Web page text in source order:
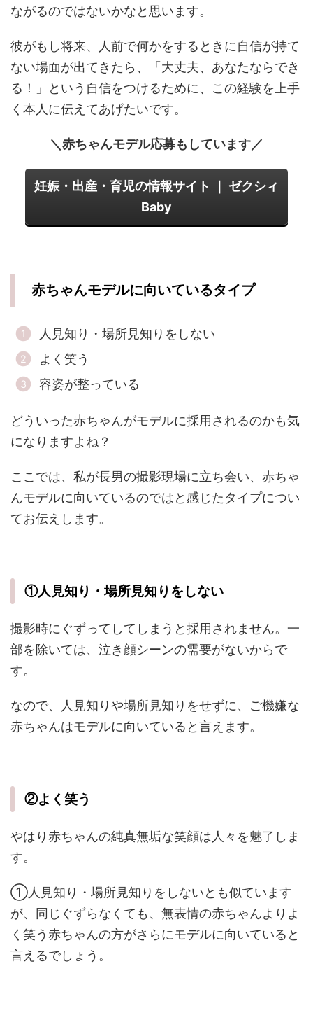
ながるのではないかなと思います。
彼がもし将来、人前で何かをするときに自信が持て
ない場面が出てきたら、「大丈夫、あなたならでき
る！」という自信をつけるために、この経験を上手
く本人に伝えてあげたいです。
＼赤ちゃんモデル応募もしています／
妊娠・出産・育児の情報サイト ｜ ゼクシィ
Baby
赤ちゃんモデルに向いているタイプ
人見知り・場所見知りをしない
よく笑う
容姿が整っている
どういった赤ちゃんがモデルに採用されるのかも気
になりますよね？
ここでは、私が長男の撮影現場に立ち会い、赤ちゃ
んモデルに向いているのではと感じたタイプについ
てお伝えします。
①人見知り・場所見知りをしない
撮影時にぐずってしてしまうと採用されません。一
部を除いては、泣き顔シーンの需要がないからで
す。
なので、人見知りや場所見知りをせずに、ご機嫌な
赤ちゃんはモデルに向いていると言えます。
②よく笑う
やはり赤ちゃんの純真無垢な笑顔は人々を魅了しま
す。
①人見知り・場所見知りをしないとも似ています
が、同じぐずらなくても、無表情の赤ちゃんよりよ
く笑う赤ちゃんの方がさらにモデルに向いていると
言えるでしょう。